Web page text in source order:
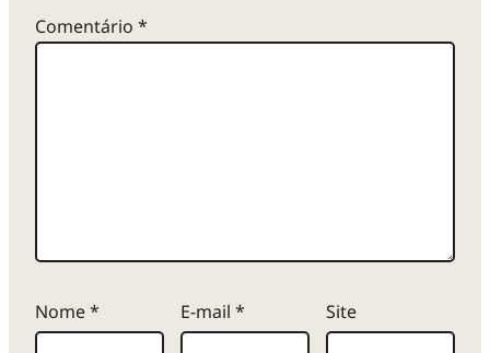
Comentário *
Nome* E-mail * Site